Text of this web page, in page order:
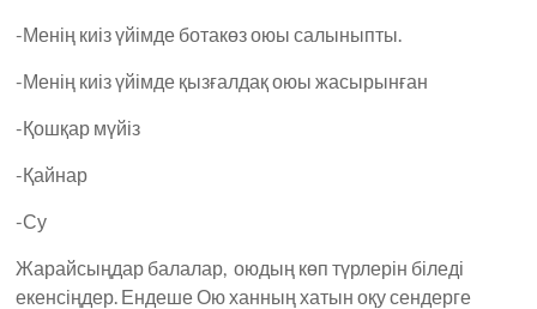
-Менің киіз үйімде ботакөз оюы салыныпты.
-Менің киіз үйімде қызғалдақ оюы жасырынған
-Қошқар мүйіз
-Қайнар
-Су
Жарайсыңдар балалар, оюдың көп түрлерін біледі
екенсіңдер. Ендеше Ою ханның хатын оқу сендерге